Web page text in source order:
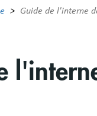
Guide de l'interne